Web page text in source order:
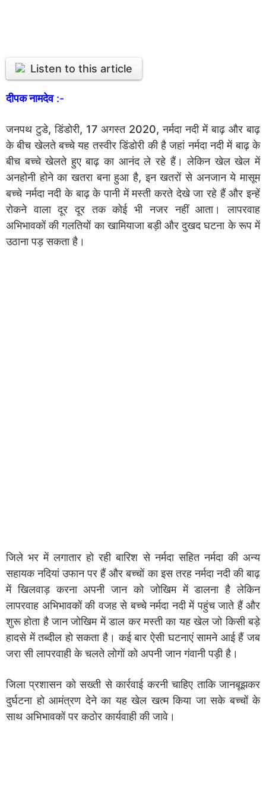
Listen to this article
दीपक नामदेव:-
जनपथ टुडे, डिंडोरी, 17 अगस्त 2020, नर्मदा नदी में बाढ़ और बाढ़
के बीच खेलते बच्चे यह तस्वीर डिंडोरी की है जहां नर्मदा नदी में बाढ़ के
बीच बच्चे खेलते हुए बाढ़ का आनंद ले रहे हैं। लेकिन खेल खेल में
अनहोनी होने का खतरा बना हुआ है, इन खतरों से अनजान ये मासूम
बच्चे नर्मदा नदी के बाढ़ के पानी में मस्ती करते देखे जा रहे हैं और इन्हें
रोकने वाला दूर दूर तक कोई भी नजर नहीं आता। लापरवाह
अभिभावकों की गलतियों का खामियाजा बड़ी और दुखद घटना के रूप में
उठाना पड़ सकता है।
जिले भर में लगातार हो रही बारिश से नर्मदा सहित नर्मदा की अन्य
सहायक नदियां उफान पर हैं और बच्चों का इस तरह नर्मदा नदी की बाढ़
में खिलवाड़ करना अपनी जान को जोखिम में डालना है लेकिन
लापरवाह अभिभावकों की वजह से बच्चे नर्मदा नदी में पहुंच जाते हैं और
शुरू होता है जान जोखिम में डाल कर मस्ती का यह खेल जो किसी बड़े
हादसे में तब्दील हो सकता है। कई बार ऐसी घटनाएं सामने आई हैं जब
जरा सी लापरवाही के चलते लोगों को अपनी जान गंवानी पड़ी है।
जिला प्रशासन को सख्ती से कार्रवाई करनी चाहिए ताकि जानबूझकर
दुर्घटना हो आमंत्रण देने का यह खेल खत्म किया जा सके बच्चों के
साथ अभिभावकों पर कठोर कार्यवाही की जावे।